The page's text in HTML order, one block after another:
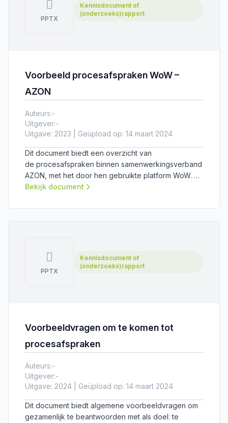
PPTX
Kennisdocument of
(onderzoeks)rapport
Voorbeeld procesafspraken WoW –
AZON​
Auteurs:-
Uitgever:-
Uitgave: 2023 | Geüpload op: 14 maart 2024
Dit document biedt een overzicht van
de procesafspraken binnen samenwerkingsverband
AZON, met het door hen gebruikte platform WoW. Dit
document is een hulpmiddel bij fase 2 van integrale
ontwikkelen en formaliseren.
Bekijk document
PPTX
Kennisdocument of
(onderzoeks)rapport
Voorbeeldvragen om te komen tot
procesafspraken​
Auteurs:-
Uitgever:-
Uitgave: 2024 | Geüpload op: 14 maart 2024
Dit document biedt algemene voorbeeldvragen om
gezamenlijk te beantwoorden met als doel: te